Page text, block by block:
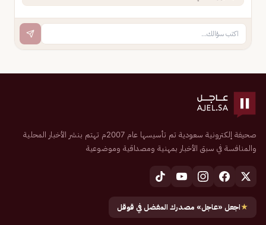
صحيفة إلكترونية سعودية تم تأسيسها عام 2007م تهتم بنشر الأخبار المحلية
والمنافسة في سبق الأخبار بمهنية ومصداقية وموضوعية
★اجعل «عاجل» مصدرك المفضل في قوقل